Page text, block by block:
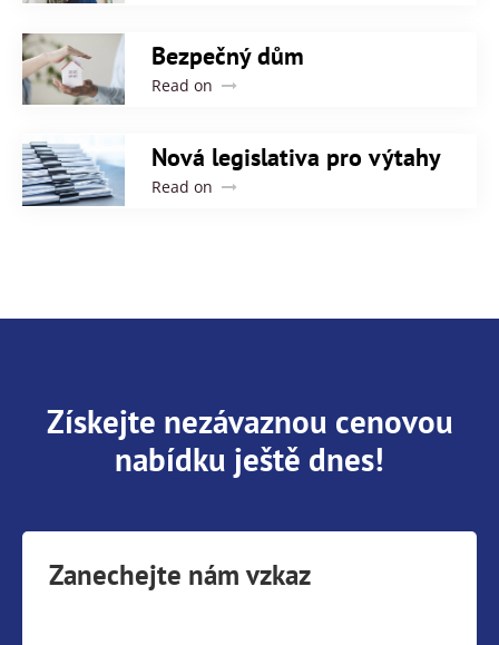
Bezpečný dům
Read on
Nová legislativa pro výtahy
Read on
Získejte nezávaznou cenovou
nabídku ještě dnes!
Zanechejte nám vzkaz